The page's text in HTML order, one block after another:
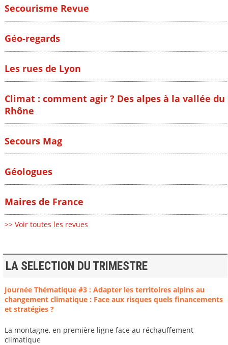
Secourisme Revue
Géo-regards
Les rues de Lyon
Climat : comment agir ? Des alpes à la vallée du
Rhône
Secours Mag
Géologues
Maires de France
>> Voir toutes les revues
LA SELECTION DU TRIMESTRE
Journée Thématique #3 : Adapter les territoires alpins au
changement climatique : Face aux risques quels financements
et stratégies ?
La montagne, en première ligne face au réchauffement
climatique